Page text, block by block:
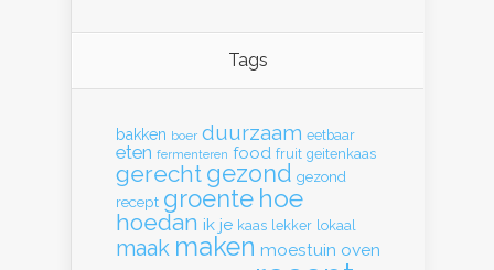
Tags
bakken boer duurzaam eetbaar
eten fermenteren food fruit geitenkaas
gerecht gezond gezond
recept groente hoe
hoedan ik je kaas lekker lokaal
maak maken moestuin oven